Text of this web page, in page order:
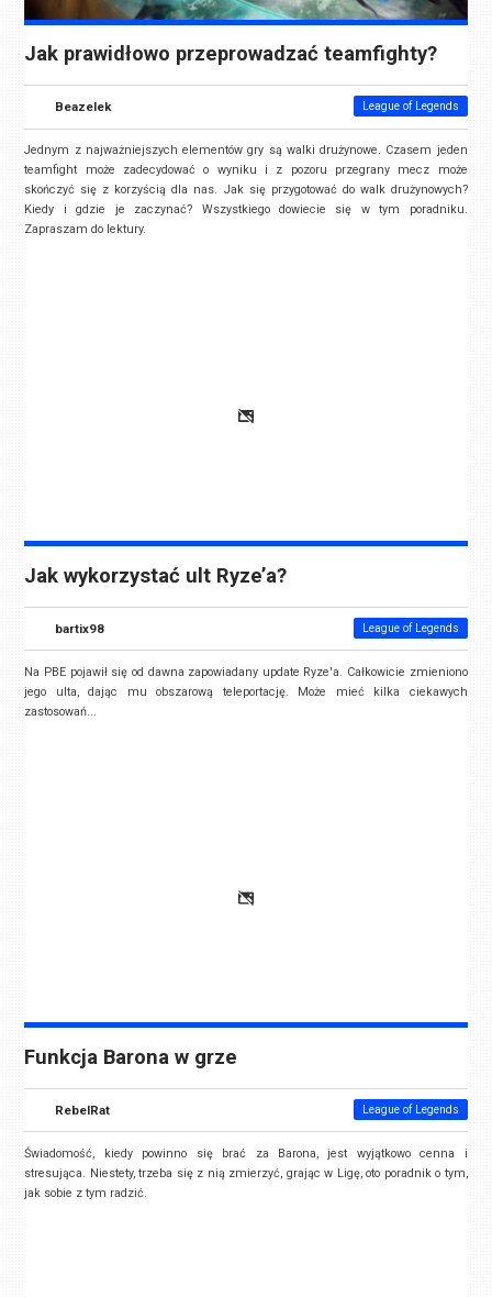
Jak prawidłowo przeprowadzać teamfighty?
Beazelek League of Legends
Jednym z najważniejszych elementów gry są walki drużynowe. Czasem jeden
teamfight może zadecydować o wyniku i z pozoru przegrany mecz może
skończyć się z korzyścią dla nas. Jak się przygotować do walk drużynowych?
Kiedy i gdzie je zaczynać? Wszystkiego dowiecie się w tym poradniku.
Zapraszam do lektury.
Jak wykorzystać ult Ryze’a?
bartix98 League of Legends
Na PBE pojawił się od dawna zapowiadany update Ryze'a. Całkowicie zmieniono
jego ulta, dając mu obszarową teleportację. Może mieć kilka ciekawych
zastosowań...
Funkcja Barona w grze
RebelRat League of Legends
Świadomość, kiedy powinno się brać za Barona, jest wyjątkowo cenna i
stresująca. Niestety, trzeba się z nią zmierzyć, grając w Ligę, oto poradnik o tym,
jak sobie z tym radzić.